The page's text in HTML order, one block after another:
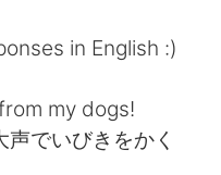
in English :)
my dogs!
でいびきをかく